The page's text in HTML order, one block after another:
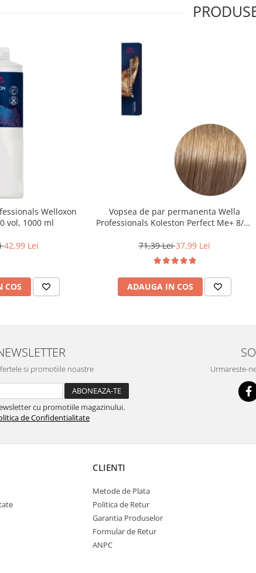
Welloxon
20 vol, 1000 ml
42,99 Lei
COS
Vopsea de par permanenta Wella
Professionals Koleston Perfect Me+ 8/0 ,
71,39 Lei37,99 Lei
ADAUGA IN COS
si promotiile noastre
cu promotiile magazinului.
de Confidentialitate
Urmareste-
CLIENTI
Metode de Plata
Politica de Retur
Garantia Produselor
Formular de Retur
ANPC